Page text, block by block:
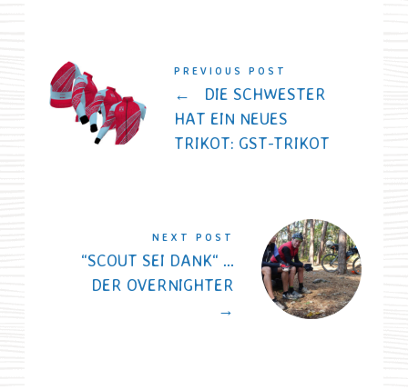
PREVIOUS POST
←
DIE SCHWESTER
HAT EIN NEUES
TRIKOT: GST-TRIKOT
NEXT POST
“SCOUT SEI DANK“ …
DER OVERNIGHTER
→